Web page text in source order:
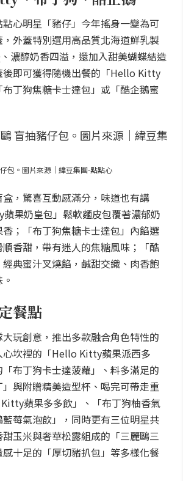
心明星「豬仔」今年搖身一變為可
外蓋特別選用高品質北海道鮮乳製
濃醇奶香四溢，還加入甜美蝴蝶結造
後即可獲得隨機出餐的「Hello Kitty
丁狗焦糖卡士達包」或「酷企鵝蜜
包。圖片來源｜緯豆集團-點點心
，驚喜互動感滿分，味道也有講
果奶皇包」鬆軟麵皮包覆著濃郁奶
；「布丁狗焦糖卡士達包」內餡選
香甜，帶有迷人的焦糖風味；「酷
典蜜汁叉燒餡，鹹甜交織、肉香飽
餐點
玩創意，推出多款融合角色特性的
心坎裡的「Hello Kitty蘋果派西多
布丁狗卡士達菠蘿」、料多滿足的
」與附贈精美造型杯、喝完可帶走重
蘋果多多飲」、「布丁狗柚香氣
莓氣泡飲」，同時更有三位明星共
玉米與奢華松露組成的「三麗鷗三
十足的「厚切豬扒包」等多樣化餐